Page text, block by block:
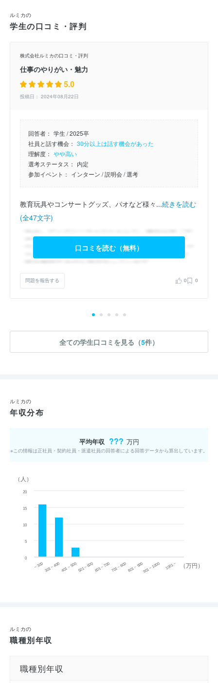
ルミカの
学生の口コミ・評判
株式会社ルミカの口コミ・評判
仕事のやりがい・魅力
5.0
投稿日： 2024年08月22日
回答者： 学生 / 2025卒
社員と話す機会： 30分以上は話す機会があった
理解度： やや高い
選考ステータス： 内定
参加イベント： インターン / 説明会/ 選考
教育玩具やコンサートグッズ、パオなど様々...続きを読む
(全47文字)
口コミを読む（無料）
問題を報告する 0 0
全ての学生口コミを見る（5件）
ルミカの
年収分布
平均年収 ??? 万円
※この情報は正社員・契約社員・派遣社員の回答者による回答データから算出しています。
（万円）
（人）
~ 300 301 ~ 400 401 ~ 500501 ~ 600601 ~ 700701 ~ 800801 ~ 900901 ~ 1000 1001 ~
0
10
5
15
20
ルミカの
職種別年収
職種別年収